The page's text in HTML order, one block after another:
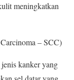
meningkatkan
– SCC)
kanker yang